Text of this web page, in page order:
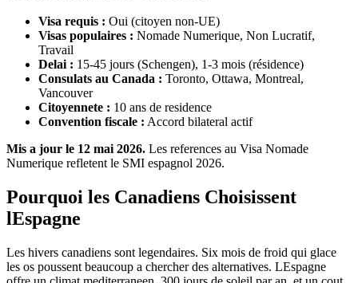
Visa requis : Oui (citoyen non-UE)
Visas populaires : Nomade Numerique, Non Lucratif,
Travail
Delai : 15-45 jours (Schengen), 1-3 mois (résidence)
Consulats au Canada : Toronto, Ottawa, Montreal,
Vancouver
Citoyennete : 10 ans de residence
Convention fiscale : Accord bilateral actif
Mis a jour le 12 mai 2026. Les references au Visa Nomade
Numerique refletent le SMI espagnol 2026.
Pourquoi les Canadiens Choisissent
lEspagne
Les hivers canadiens sont legendaires. Six mois de froid qui glace
les os poussent beaucoup a chercher des alternatives. LEspagne